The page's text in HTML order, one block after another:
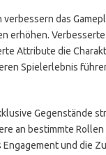
das
erhöhen.
Attribute die
Spielerlebnis
Gegenstände
an bestimmte
Engagement und die